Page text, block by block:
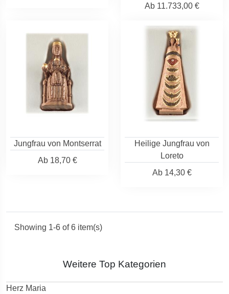
Ab11.733,00 €
Jungfrau von Montserrat
Ab18,70 €
Heilige Jungfrau von
Loreto
Ab14,30 €
Showing 1-6 of 6 item(s)
Weitere Top Kategorien
Herz Maria